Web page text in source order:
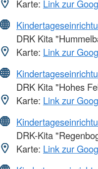
Karte: Link zur
DRK Kita
Karte: Link zur
DRK Kita "Hohes
Karte: Link zur
DRK-Kita
Karte: Link zur